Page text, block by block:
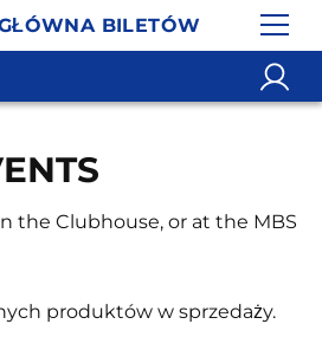
BILETÓW
the Clubhouse, or at the MBS
produktów w sprzedaży.